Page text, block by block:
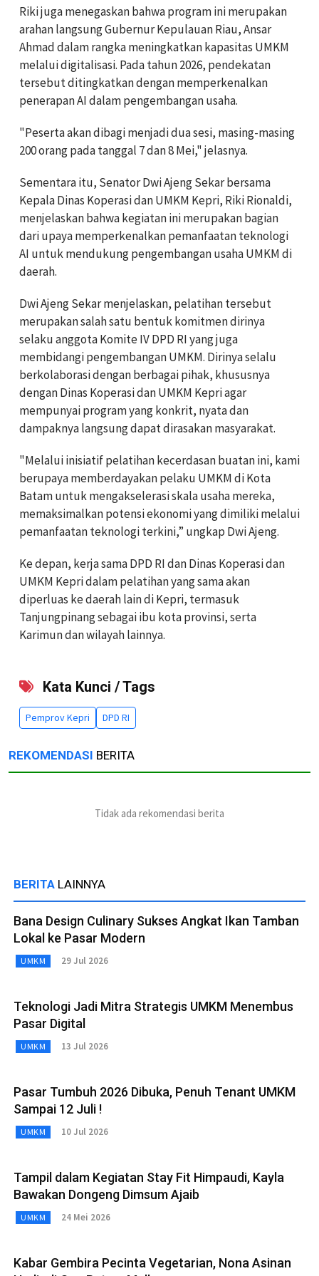
Riki juga menegaskan bahwa program ini merupakan
arahan langsung Gubernur Kepulauan Riau, Ansar
Ahmad dalam rangka meningkatkan kapasitas UMKM
melalui digitalisasi. Pada tahun 2026, pendekatan
tersebut ditingkatkan dengan memperkenalkan
penerapan AI dalam pengembangan usaha.
"Peserta akan dibagi menjadi dua sesi, masing-masing
200 orang pada tanggal 7 dan 8 Mei," jelasnya.
Sementara itu, Senator Dwi Ajeng Sekar bersama
Kepala Dinas Koperasi dan UMKM Kepri, Riki Rionaldi,
menjelaskan bahwa kegiatan ini merupakan bagian
dari upaya memperkenalkan pemanfaatan teknologi
AI untuk mendukung pengembangan usaha UMKM di
daerah.
Dwi Ajeng Sekar menjelaskan, pelatihan tersebut
merupakan salah satu bentuk komitmen dirinya
selaku anggota Komite IV DPD RI yang juga
membidangi pengembangan UMKM. Dirinya selalu
berkolaborasi dengan berbagai pihak, khususnya
dengan Dinas Koperasi dan UMKM Kepri agar
mempunyai program yang konkrit, nyata dan
dampaknya langsung dapat dirasakan masyarakat.
"Melalui inisiatif pelatihan kecerdasan buatan ini, kami
berupaya memberdayakan pelaku UMKM di Kota
Batam untuk mengakselerasi skala usaha mereka,
memaksimalkan potensi ekonomi yang dimiliki melalui
pemanfaatan teknologi terkini,” ungkap Dwi Ajeng.
Ke depan, kerja sama DPD RI dan Dinas Koperasi dan
UMKM Kepri dalam pelatihan yang sama akan
diperluas ke daerah lain di Kepri, termasuk
Tanjungpinang sebagai ibu kota provinsi, serta
Karimun dan wilayah lainnya.
Kata Kunci / Tags
Pemprov Kepri DPD RI
REKOMENDASI BERITA
Tidak ada rekomendasi berita
BERITA LAINNYA
Bana Design Culinary Sukses Angkat Ikan Tamban
Lokal ke Pasar Modern
UMKM 29 Jul 2026
Teknologi Jadi Mitra Strategis UMKM Menembus
Pasar Digital
UMKM 13 Jul 2026
Pasar Tumbuh 2026 Dibuka, Penuh Tenant UMKM
Sampai 12 Juli !
UMKM 10 Jul 2026
Tampil dalam Kegiatan Stay Fit Himpaudi, Kayla
Bawakan Dongeng Dimsum Ajaib
UMKM 24 Mei 2026
Kabar Gembira Pecinta Vegetarian, Nona Asinan